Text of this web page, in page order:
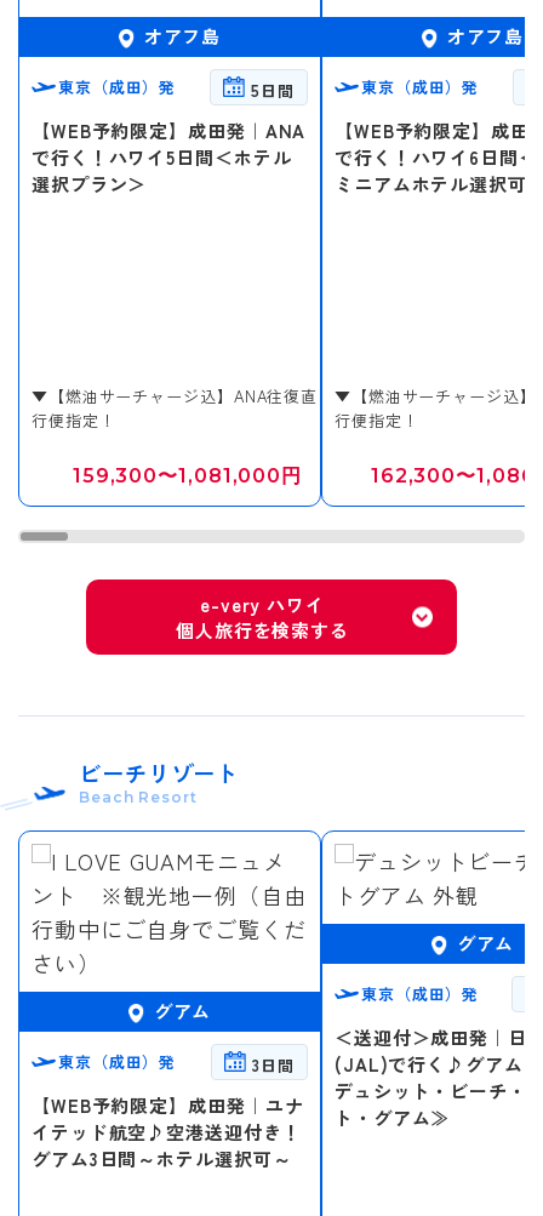
オアフ島
東京（成田）発 5日間
【WEB予約限定】成田発｜ANA
で行く！ハワイ5日間＜ホテル
選択プラン＞
▼【燃油サーチャージ込】ANA往復直
行便指定！
159,300〜1,081,000円
オアフ島
東京（成田）発
【WEB予約限定】成田
で行く！ハワイ6日間
ミニアムホテル選択可
▼【燃油サーチャージ込】
行便指定！
162,300〜
e-very ハワイ
個人旅行を検索する
ビーチリゾート
Beach Resort
グアム
東京（成田）発 3日間
【WEB予約限定】成田発｜ユナ
イテッド航空♪空港送迎付き！
グアム3日間～ホテル選択可～
グアム
東京（成田）発
＜送迎付＞成田発｜日
(JAL)で行く♪グアム
デュシット・ビーチ・
ト・グアム≫